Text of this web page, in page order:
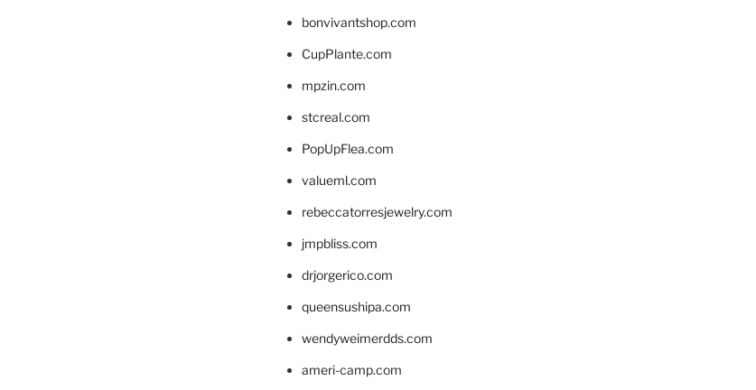
bonvivantshop.com
CupPlante.com
mpzin.com
stcreal.com
PopUpFlea.com
valueml.com
rebeccatorresjewelry.com
jmpbliss.com
drjorgerico.com
queensushipa.com
wendyweimerdds.com
ameri-camp.com